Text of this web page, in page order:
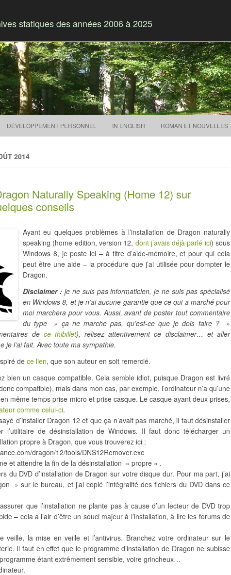
statiques des années 2006 à 2025
DÉVELOPPEMENT PERSONNEL IN ENGLISH ROMAN ET NOUVELLES
2014
Naturally Speaking (Home 12) sur
conseils
Ayant eu quelques problèmes à l’installation de Dragon naturally
speaking (home edition, version 12, dont j’avais déjà parlé ici) sous
Windows 8, je poste ici – à titre d’aide-mémoire, et pour qui cela
peut être une aide – la procédure que j’ai utilisée pour dompter le
Dragon.
Disclaimer :je ne suis pas informaticien, je ne suis pas spécialisé
en Windows 8, et je n’ai aucune garantie que ce qui a marché pour
moi marchera pour vous. Aussi, avant de poster tout commentaire
du type » ça ne marche pas, qu’est-ce que je dois faire ? »
de ce thibillet), relisez attentivement ce disclaimer… et aller
je l’ai fait. Avec toute ma sympathie.
dece lien, que son auteur en soit remercié.
bien un casque compatible. Cela semble idiot, puisque Dragon est livré
compatible), mais dans mon cas, par exemple, l’ordinateur n’a qu’une
même temps prise micro et prise casque. Le casque ayant deux prises,
comme celui-ci.
d’installer Dragon 12 et que ça n’avait pas marché, il faut désinstaller
l’utilitaire de désinstallation de Windows. Il faut donc télécharger un
propre à Dragon, que vous trouverez ici :
dragon/12/tools/DNS12Remover.exe
et attendre la fin de la désinstallation » propre « .
du DVD d’installation de Dragon sur votre disque dur. Pour ma part, j’ai
» sur le bureau, et j’ai copié l’intégralité des fichiers du DVD dans ce
que l’installation ne plante pas à cause d’un lecteur de DVD trop
– cela a l’air d’être un souci majeur à l’installation, à lire les forums de
veille, la mise en veille et l’antivirus. Branchez votre ordinateur sur le
Il faut en effet que le programme d’installation de Dragon ne subisse
étant extrêmement sensible, voire grincheux…